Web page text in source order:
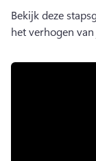
Bekijk deze
het verhogen